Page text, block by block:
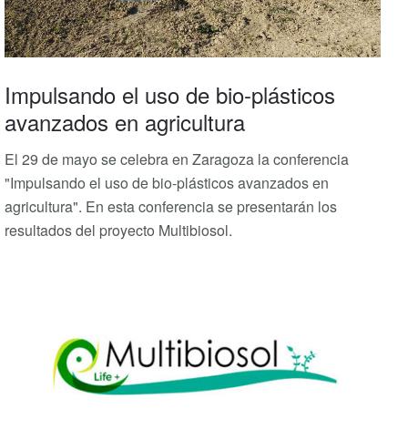
Impulsando el uso de bio-plásticos
avanzados en agricultura
El 29 de mayo se celebra en Zaragoza la conferencia
"Impulsando el uso de bio-plásticos avanzados en
agricultura". En esta conferencia se presentarán los
resultados del proyecto Multibiosol.